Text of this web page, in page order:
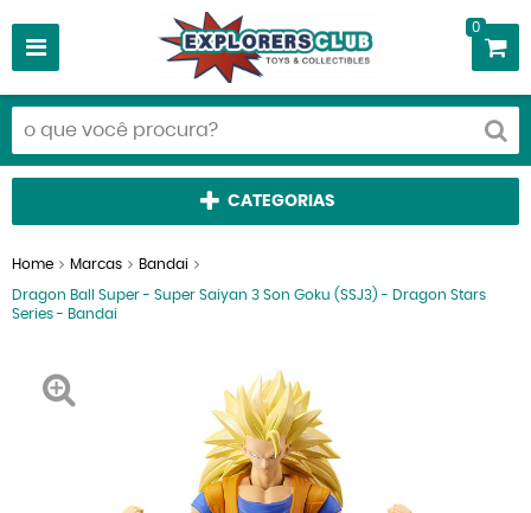
0
CATEGORIAS
Home Marcas Bandai
Dragon Ball Super - Super Saiyan 3 Son Goku (SSJ3) - Dragon Stars
Series - Bandai